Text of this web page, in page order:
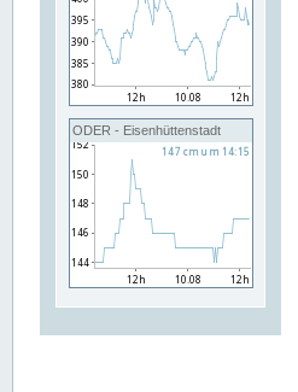
ODER - Eisenhüttenstadt